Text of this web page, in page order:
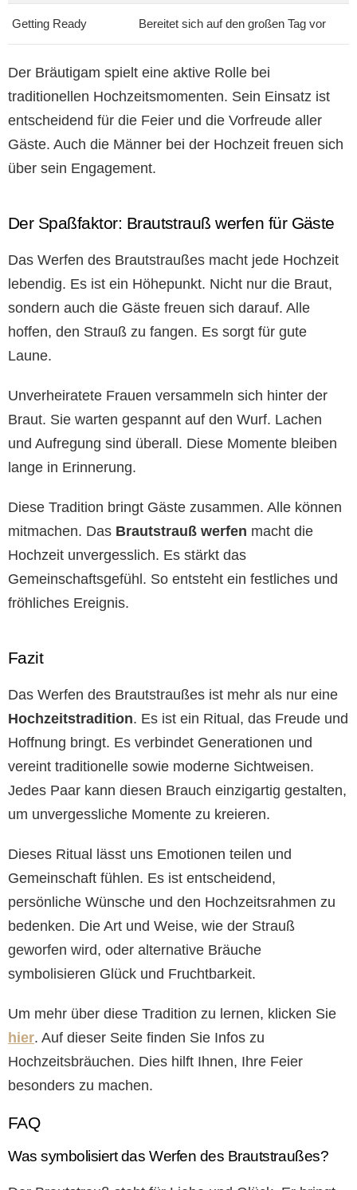
Getting Ready Bereitet sich auf den großen Tag vor
Der Bräutigam spielt eine aktive Rolle bei
traditionellen Hochzeitsmomenten. Sein Einsatz ist
entscheidend für die Feier und die Vorfreude aller
Gäste. Auch die Männer bei der Hochzeit freuen sich
über sein Engagement.
Der Spaßfaktor: Brautstrauß werfen für Gäste
Das Werfen des Brautstraußes macht jede Hochzeit
lebendig. Es ist ein Höhepunkt. Nicht nur die Braut,
sondern auch die Gäste freuen sich darauf. Alle
hoffen, den Strauß zu fangen. Es sorgt für gute
Laune.
Unverheiratete Frauen versammeln sich hinter der
Braut. Sie warten gespannt auf den Wurf. Lachen
und Aufregung sind überall. Diese Momente bleiben
lange in Erinnerung.
Diese Tradition bringt Gäste zusammen. Alle können
mitmachen. Das Brautstrauß werfen macht die
Hochzeit unvergesslich. Es stärkt das
Gemeinschaftsgefühl. So entsteht ein festliches und
fröhliches Ereignis.
Fazit
Das Werfen des Brautstraußes ist mehr als nur eine
Hochzeitstradition. Es ist ein Ritual, das Freude und
Hoffnung bringt. Es verbindet Generationen und
vereint traditionelle sowie moderne Sichtweisen.
Jedes Paar kann diesen Brauch einzigartig gestalten,
um unvergessliche Momente zu kreieren.
Dieses Ritual lässt uns Emotionen teilen und
Gemeinschaft fühlen. Es ist entscheidend,
persönliche Wünsche und den Hochzeitsrahmen zu
bedenken. Die Art und Weise, wie der Strauß
geworfen wird, oder alternative Bräuche
symbolisieren Glück und Fruchtbarkeit.
Um mehr über diese Tradition zu lernen, klicken Sie
hier. Auf dieser Seite finden Sie Infos zu
Hochzeitsbräuchen. Dies hilft Ihnen, Ihre Feier
besonders zu machen.
FAQ
Was symbolisiert das Werfen des Brautstraußes?